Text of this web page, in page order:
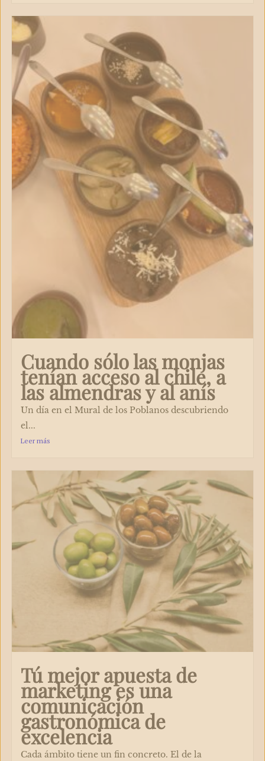
Cuando sólo las monjas
tenían acceso al chile, a
las almendras y al anís
Un día en el Mural de los Poblanos descubriendo
el...
Leer más
Tú mejor apuesta de
marketing es una
comunicación
gastronómica de
excelencia
Cada ámbito tiene un fin concreto. El de la